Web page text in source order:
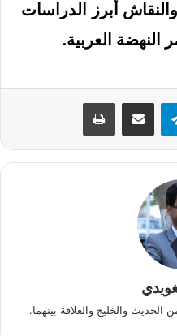
والنقاش أبرز الدراسات
النهضة العربية.
الحديث والخليج والعلاقة بينهما.